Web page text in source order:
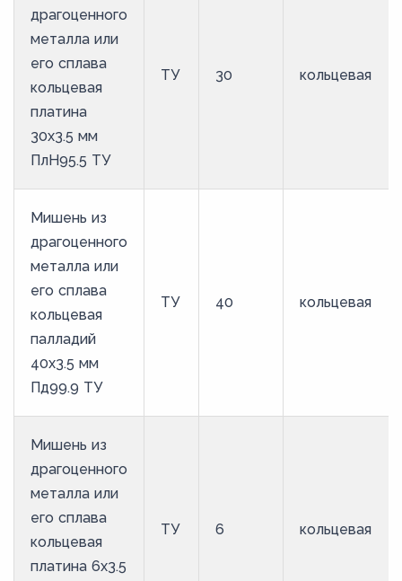
драгоценного
металла или
его сплава
кольцевая
платина
30х3.5 мм
ПлН95.5 ТУ
ТУ 30 кольцевая
Мишень из
драгоценного
металла или
его сплава
кольцевая
палладий
40х3.5 мм
Пд99.9 ТУ
ТУ 40 кольцевая
Мишень из
драгоценного
металла или
его сплава
кольцевая
платина 6х3.5
ТУ 6 кольцевая